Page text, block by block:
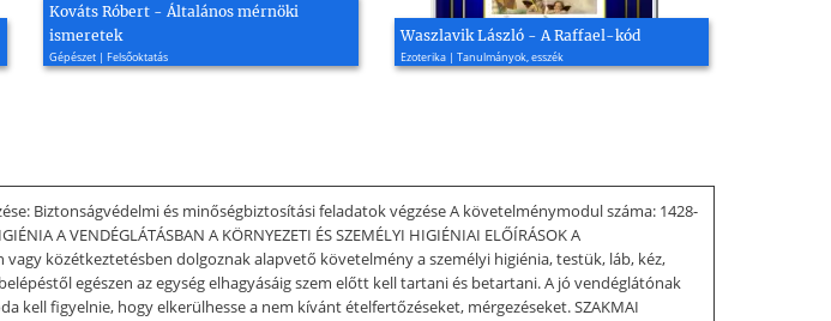
Kováts Róbert - Általános mérnöki
ismeretek
Gépészet | Felsőoktatás
Waszlavik László - A Raffael-kód
Ezoterika | Tanulmányok, esszék
Biztonságvédelmi és minőségbiztosítási feladatok végzése A követelménymodul száma: 1428-
A VENDÉGLÁTÁSBAN A KÖRNYEZETI ÉS SZEMÉLYI HIGIÉNIAI ELŐÍRÁSOK A
vagy közétkeztetésben dolgoznak alapvető követelmény a személyi higiénia, testük, láb, kéz,
egészen az egység elhagyásáig szem előtt kell tartani és betartani. A jó vendéglátónak
kell figyelnie, hogy elkerülhesse a nem kívánt ételfertőzéseket, mérgezéseket. SZAKMAI